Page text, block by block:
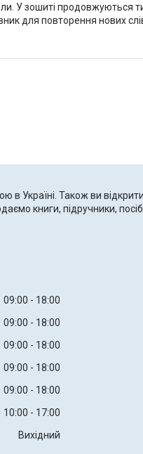
У зошиті продовжуються
для повторення нових
Україні. Також ви
книги, підручники,
09:00
18:00
09:00
18:00
09:00
18:00
09:00
18:00
09:00
18:00
10:00
17:00
Вихідний